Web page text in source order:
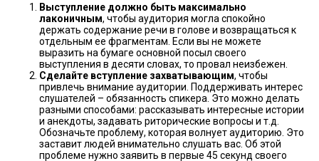
Выступление должно быть максимально
лаконичным, чтобы аудитория могла спокойно
держать содержание речи в голове и возвращаться к
отдельным ее фрагментам. Если вы не можете
выразить на бумаге основной посыл своего
выступления в десяти словах, то провал неизбежен.
Сделайте вступление захватывающим, чтобы
привлечь внимание аудитории. Поддерживать интерес
слушателей – обязанность спикера. Это можно делать
разными способами: рассказывать интересные истории
и анекдоты, задавать риторические вопросы и т.д.
Обозначьте проблему, которая волнует аудиторию. Это
заставит людей внимательно слушать вас. Об этой
проблеме нужно заявить в первые 45 секунд своего